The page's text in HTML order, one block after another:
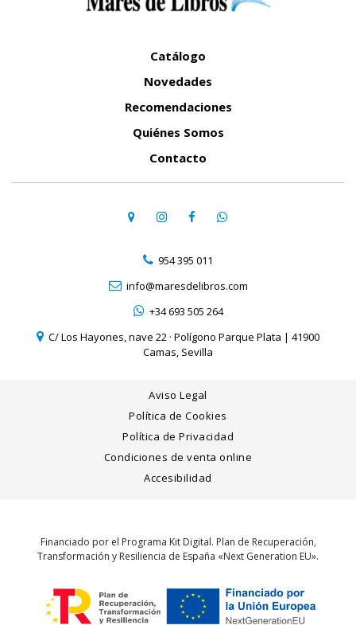
Catálogo
Novedades
Recomendaciones
Quiénes Somos
Contacto
954 395 011
info@maresdelibros.com
+34 693 505 264
C/ Los Hayones, nave 22 · Polígono Parque Plata | 41900
Camas, Sevilla
Aviso Legal
Política de Cookies
Política de Privacidad
Condiciones de venta online
Accesibilidad
Financiado por el Programa Kit Digital. Plan de Recuperación,
Transformación y Resiliencia de España «Next Generation EU».